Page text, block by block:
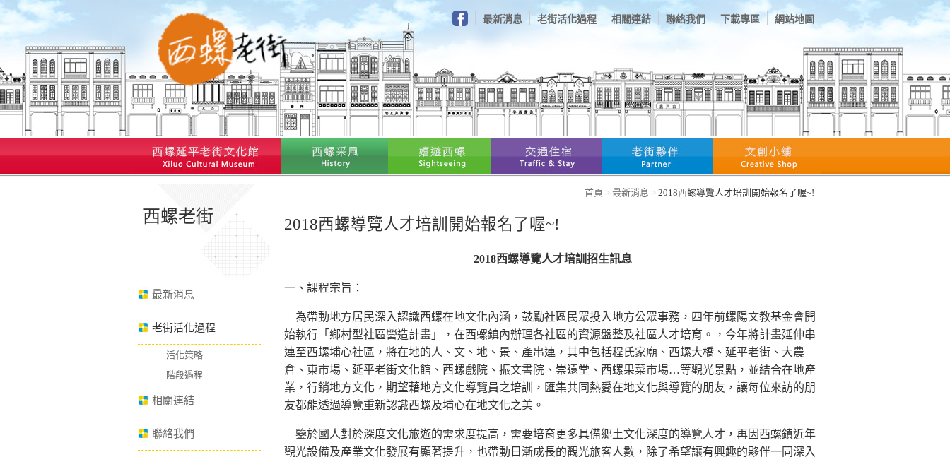
最新消息 老街活化過程 相關連結 聯絡我們 下載專區 網站地圖
西螺老街
最新消息
老街活化過程
活化策略
階段過程
相關連結
聯絡我們
首頁 最新消息 2018西螺導覽人才培訓開始報名了喔~!
2018西螺導覽人才培訓開始報名了喔~!
2018西螺導覽人才培訓招生訊息
一、課程宗旨：
為帶動地方居民深入認識西螺在地文化內涵，鼓勵社區民眾投入地方公眾事務，四年前螺陽文教基金會開
始執行「鄉村型社區營造計畫」，在西螺鎮內辦理各社區的資源盤整及社區人才培育。，今年將計畫延伸串
連至西螺埔心社區，將在地的人、文、地、景、產串連，其中包括程氏家廟、西螺大橋、延平老街、大農
倉、東市場、延平老街文化館、西螺戲院、振文書院、崇遠堂、西螺果菜市場…等觀光景點，並結合在地產
業，行銷地方文化，期望藉地方文化導覽員之培訓，匯集共同熱愛在地文化與導覽的朋友，讓每位來訪的朋
友都能透過導覽重新認識西螺及埔心在地文化之美。
鑒於國人對於深度文化旅遊的需求度提高，需要培育更多具備鄉土文化深度的導覽人才，再因西螺鎮近年
觀光設備及產業文化發展有顯著提升，也帶動日漸成長的觀光旅客人數，除了希望讓有興趣的夥伴一同深入